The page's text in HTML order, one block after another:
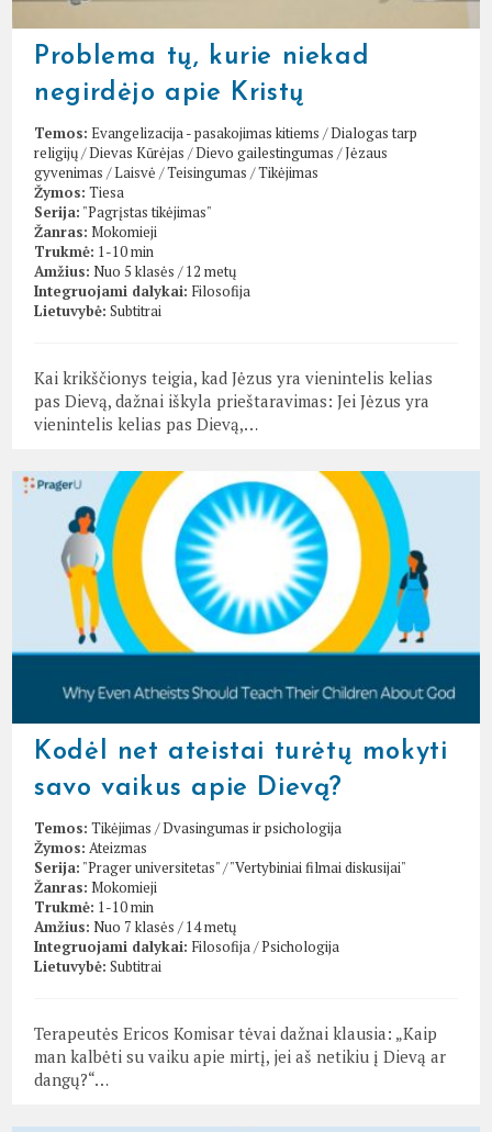
Problema tų, kurie niekad
negirdėjo apie Kristų
Temos: Evangelizacija - pasakojimas kitiems /Dialogas tarp
religijų/Dievas Kūrėjas /Dievo gailestingumas /Jėzaus
gyvenimas /Laisvė /Teisingumas /Tikėjimas
Žymos: Tiesa
Serija: "Pagrįstas tikėjimas"
Žanras: Mokomieji
Trukmė: 1-10 min
Amžius: Nuo 5 klasės / 12 metų
Integruojami dalykai: Filosofija
Lietuvybė: Subtitrai
Kai krikščionys teigia, kad Jėzus yra vienintelis kelias
pas Dievą, dažnai iškyla prieštaravimas: Jei Jėzus yra
vienintelis kelias pas Dievą,…
Kodėl net ateistai turėtų mokyti
savo vaikus apie Dievą?
Temos: Tikėjimas /Dvasingumas ir psichologija
Žymos: Ateizmas
Serija: "Prager universitetas"/"Vertybiniai filmai diskusijai"
Žanras: Mokomieji
Trukmė: 1-10 min
Amžius: Nuo 7 klasės / 14 metų
Integruojami dalykai: Filosofija/Psichologija
Lietuvybė: Subtitrai
Terapeutės Ericos Komisar tėvai dažnai klausia: „Kaip
man kalbėti su vaiku apie mirtį, jei aš netikiu į Dievą ar
dangų?“…